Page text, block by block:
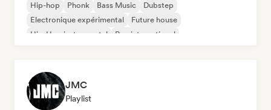
Hip-hop Phonk Bass Music
Dubstep
Electronique expérimental
Future house
Hip-Hop instrumental
Rap international
JMC
Playlist